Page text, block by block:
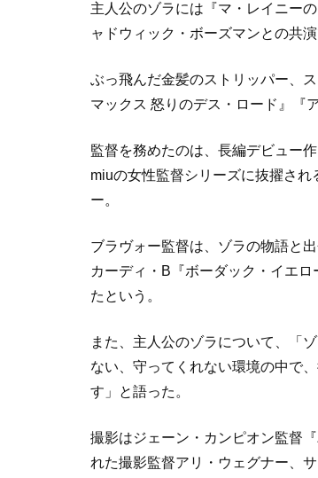
主人公のゾラには『マ・レイニー
ャドウィック・ボーズマンとの共
ぶっ飛んだ金髪のストリッパー、
マックス 怒りのデス・ロード』『
監督を務めたのは、長編デビュー
miuの女性監督シリーズに抜擢さ
ー。
ブラヴォー監督は、ゾラの物語と
カーディ・B『ボーダック・イエ
たという。
また、主人公のゾラについて、「
ない、守ってくれない環境の中で
す」と語った。
撮影はジェーン・カンピオン監督
れた撮影監督アリ・ウェグナー、